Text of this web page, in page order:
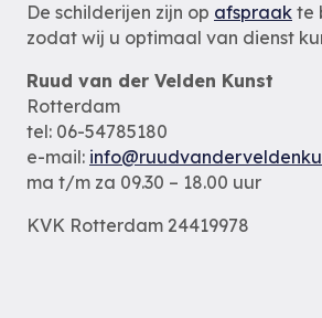
De schilderijen zijn op afspraak te
zodat wij u optimaal van dienst
Ruud van der Velden Kunst
Rotterdam
tel: 06-54785180
e-mail:
ma t/m za 09.30 – 18.00 uur
KVK Rotterdam 24419978